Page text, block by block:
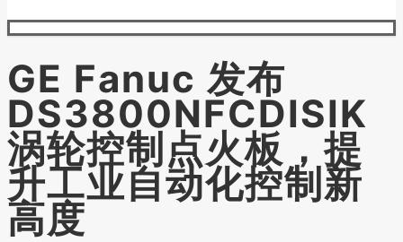
GE Fanuc 发布
DS3800NFCDISIK
涡轮控制点火板，提
升工业自动化控制新
高度